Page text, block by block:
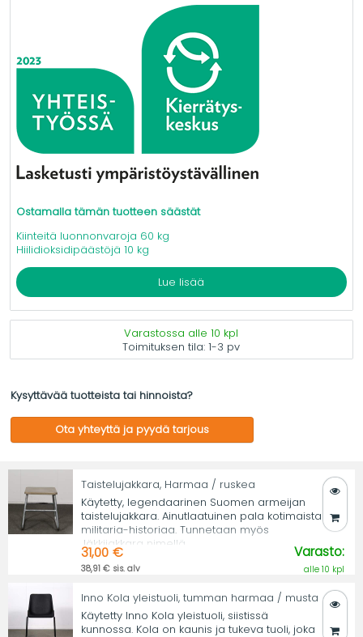
Ostamalla tämän tuotteen säästät
Kiinteitä luonnonvaroja 60 kg
Hiilidioksidipäästöjä 10 kg
Lue lisää
Varastossa alle 10 kpl
Toimituksen tila:1-3 pv
Kysyttävää tuotteista tai hinnoista?
Ota yhteyttä ja pyydä tarjous
Taistelujakkara, Harmaa / ruskea
Käytetty, legendaarinen Suomen armeijan
taistelujakkara. Ainutlaatuinen pala kotimaista
militaria-historiaa. Tunnetaan myös
Jäkkijakkara nimellä.
31,00 €
38,91 € sis. alv
Varasto:
alle 10 kpl
Inno Kola yleistuoli, tumman harmaa / musta
Käytetty Inno Kola yleistuoli, siistissä
kunnossa. Kola on kaunis ja tukeva tuoli, joka